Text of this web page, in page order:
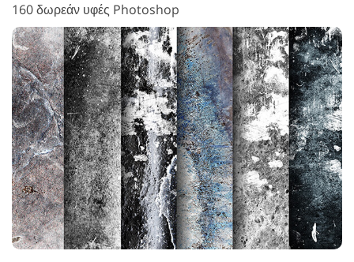
160 δωρεάν υφές Photoshop